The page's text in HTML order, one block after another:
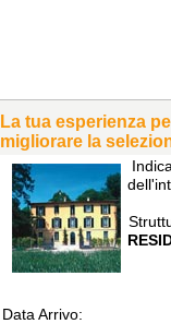
La tua esperienza
migliorare la
Data Arrivo: